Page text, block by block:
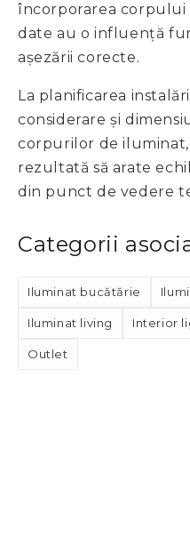
încorporarea corpului
date au o influență
așezării corecte.
La planificarea
considerare și
corpurilor de
rezultată să arate
din punct de vedere
Categorii
Iluminat bucătărie
Iluminat living Interior
Outlet